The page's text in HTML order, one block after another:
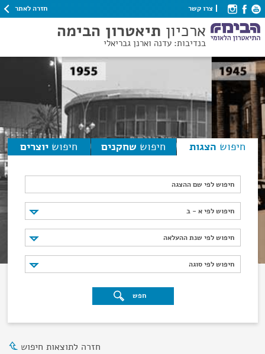
צרו קשר חזרה לאתר
ארכיון תיאטרון הבימה
בנדיבות: עדנה וארנן גבריאלי
חיפוש הצגות חיפוש שחקנים חיפוש יוצרים
חיפוש לפי שם ההצגה
חיפוש לפי א - ב
חיפוש לפי א - ב
חיפוש לפי שנת ההעלאה
חיפוש לפי שנת ההעלאה
חיפוש לפי סוגה
חיפוש לפי סוגה
חפש
חזרה לתוצאות חיפוש